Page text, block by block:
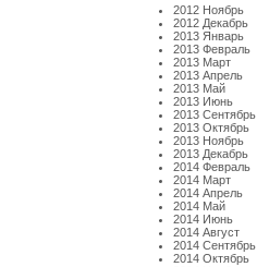
2012 Ноябрь
2012 Декабрь
2013 Январь
2013 Февраль
2013 Март
2013 Апрель
2013 Май
2013 Июнь
2013 Сентябрь
2013 Октябрь
2013 Ноябрь
2013 Декабрь
2014 Февраль
2014 Март
2014 Апрель
2014 Май
2014 Июнь
2014 Август
2014 Сентябрь
2014 Октябрь